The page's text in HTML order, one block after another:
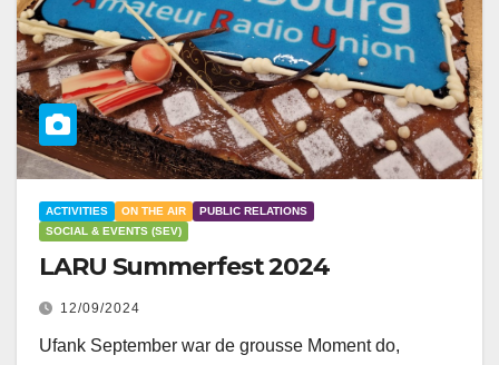
ACTIVITIES ON THE AIR
PUBLIC RELATIONS
SOCIAL & EVENTS (SEV)
LARU Summerfest 2024
12/09/2024
Ufank September war de grousse Moment do,